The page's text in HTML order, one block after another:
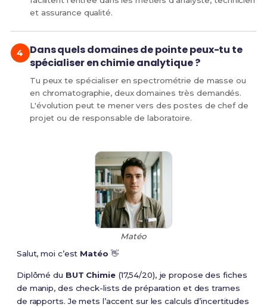
et assurance qualité.
Dans quels domaines de pointe peux-tu te
spécialiser en chimie analytique ?
Tu peux te spécialiser en spectrométrie de masse ou
en chromatographie, deux domaines très demandés.
L'évolution peut te mener vers des postes de chef de
projet ou de responsable de laboratoire.
Matéo
Salut, moi c’est Matéo 👋
Diplômé du BUT Chimie(17,54/20), je propose des fiches
de manip, des check-lists de préparation et des trames
de rapports. Je mets l’accent sur les calculs d’incertitudes